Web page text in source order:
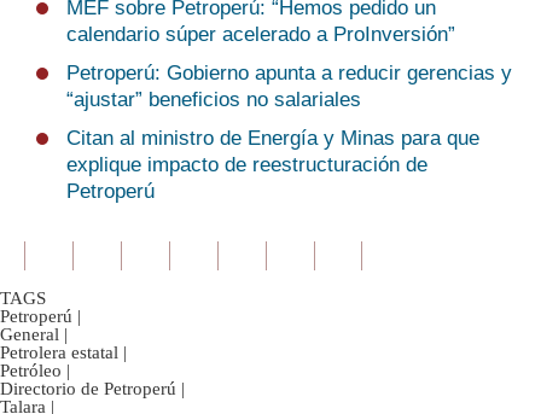
MEF sobre Petroperú: “Hemos pedido un
calendario súper acelerado a ProInversión”
Petroperú: Gobierno apunta a reducir gerencias y
“ajustar” beneficios no salariales
Citan al ministro de Energía y Minas para que
explique impacto de reestructuración de
Petroperú
TAGS
Petroperú |
General |
Petrolera estatal |
Petróleo |
Directorio de Petroperú |
Talara |